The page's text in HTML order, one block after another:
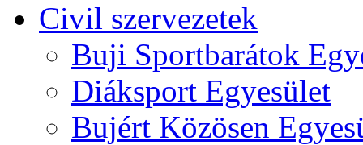
Civil szervezetek
Buji Sportbarátok
Diáksport Egyesület
Bujért Közösen